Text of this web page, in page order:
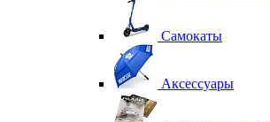
Самокаты
Аксессуары